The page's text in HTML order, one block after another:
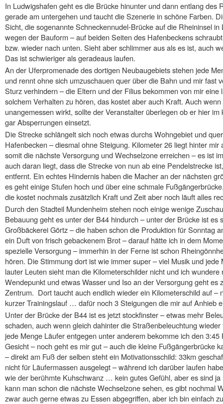
In Ludwigshafen geht es die Brücke hinunter und dann entlang des
gerade am untergehen und taucht die Szenerie in schöne Farben.
Sicht, die sogenannte Schneckennudel-Brücke auf die Rheininsel
wegen der Bauform – auf beiden Seiten des Hafenbeckens
bzw. wieder nach unten. Sieht aber schlimmer aus als es ist, auch
Das ist schwieriger als geradeaus laufen.
An der Uferpromenade des dortigen Neubaugebiets stehen jede
und rennt ohne sich umzuschauen quer über die Bahn und mir fast
Sturz verhindern – die Eltern und der Filius bekommen von mir
solchem Verhalten zu hören, das kostet aber auch Kraft. Auch
unangemessen wirkt, sollte der Veranstalter überlegen ob er hier
gar Absperrungen einsetzt.
Die Strecke schlängelt sich noch etwas durchs Wohngebiet und
Hafenbecken – diesmal ohne Steigung. Kilometer 26 liegt hinter
somit die nächste Versorgung und Wechselzone erreichen – es ist
auch daran liegt, dass die Strecke von nun ab eine Pendelstrecke
entfernt. Ein echtes Hindernis haben die Macher an der nächsten
es geht einige Stufen hoch und über eine schmale
die kostet nochmals zusätzlich Kraft und Zeit aber noch läuft alles
Durch den Stadteil Mundenheim stehen noch einige wenige
Bebauung geht es unter der B44 hindurch – unter der Brücke ist es
Großbäckerei Görtz – die haben schon die Produktion für Sonntag
ein Duft von frisch gebackenem Brot – darauf hätte ich in dem
spezielle Versorgung – immerhin in der Ferne ist schon
hören. Die Stimmung dort ist wie immer super – viel Musik und
lauter Leuten sieht man die Kilometerschilder nicht und ich
Wendepunkt und etwas Wasser und Iso an der Versorgung geht es
Zentrum. Dort taucht auch endlich wieder ein Kilometerschild auf –
kurzer Trainingslauf … dafür noch 3 Steigungen die mir auf Anhieb
Unter der Brücke der B44 ist es jetzt stockfinster – etwas mehr
schaden, auch wenn gleich dahinter die Straßenbeleuchtung
jede Menge Läufer entgegen unter anderem bekomme ich den
Gesicht – noch geht es mir gut – auch die kleine Fußgängerbrücke
– direkt am Fuß der selben steht ein Motivationsschild: 33km
nicht für Läufermassen ausgelegt – während ich darüber laufen
wie der berühmte Kuhschwanz … kein gutes Gefühl, aber es sind
kann man schon die nächste Wechselzone sehen, es gibt nochmal
zwar auch gerne etwas zu Essen abgegriffen, aber ich bin einfach